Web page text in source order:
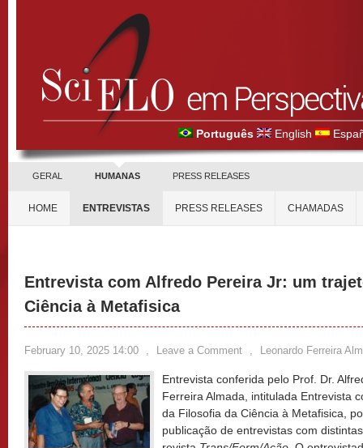
Português English
GERAL HUMANAS PRESS RELEASES
HOME ENTREVISTAS PRESS RELEASES CHAMADAS
Entrevista com Alfredo Pereira Jr: um
Ciência à Metafisica
February 10, 2025 14:00 , Leave a Comment , Leonardo Ferreira
Entrevista conferida pelo Prof. Dr.
Ferreira Almada, intitulada Entrevista
da Filosofia da Ciência à Metafisica,
publicação de entrevistas com